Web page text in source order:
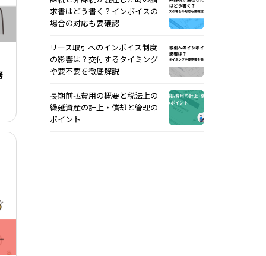
求書はどう書く？インボイスの
場合の対応も要確認
リース取引へのインボイス制度
の影響は？交付するタイミング
や要不要を徹底解説
長期前払費用の概要と税法上の
繰延資産の計上・償却と管理の
ポイント